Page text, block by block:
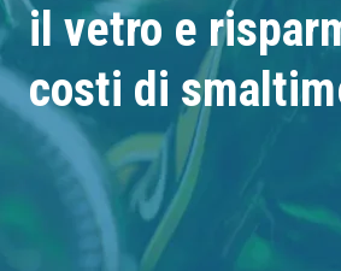
Infinity – Sacchi
il vetro e
costi di